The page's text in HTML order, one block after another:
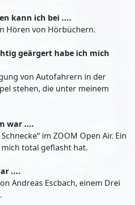
kann ich bei ....
Hören von Hörbüchern.
geärgert habe ich mich
von Autofahrern in der
stehen, die unter meinem
war ....
im ZOOM Open Air. Ein
total geflasht hat.
....
Andreas Escbach, einem Drei